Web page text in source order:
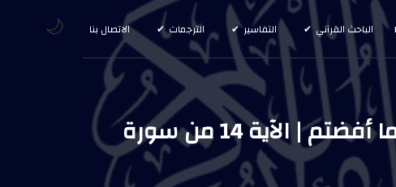
الباحث القرآني التفاسير الترجمات الاتصال بنا
ولولا فضل الله عليكم ورحمته في الدنيا والآخرة لمسكم في ما أفضتم | الآية 14 من سورة
🌙